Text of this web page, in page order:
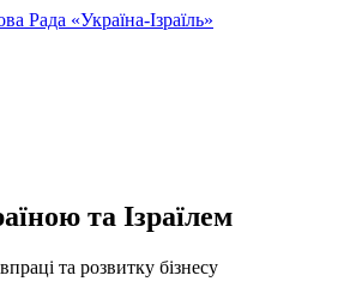
Рада «Україна-Ізраїль»
та Ізраїлем
та розвитку бізнесу